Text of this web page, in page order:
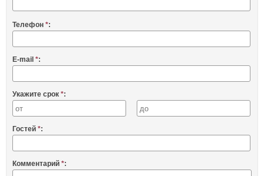
Телефон *:
E-mail *:
Укажите срок *:
Гостей *:
Комментарий *: